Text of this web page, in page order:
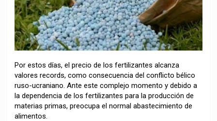
Por estos días, el precio de los fertilizantes alcanza
valores records, como consecuencia del conflicto bélico
ruso-ucraniano. Ante este complejo momento y debido a
la dependencia de los fertilizantes para la producción de
materias primas, preocupa el normal abastecimiento de
alimentos.